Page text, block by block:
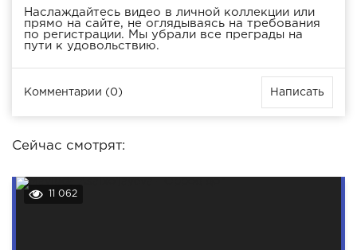
Наслаждайтесь видео в личной коллекции или
прямо на сайте, не оглядываясь на требования
по регистрации. Мы убрали все преграды на
пути к удовольствию.
Комментарии (0) Написать
Сейчас смотрят:
11 062